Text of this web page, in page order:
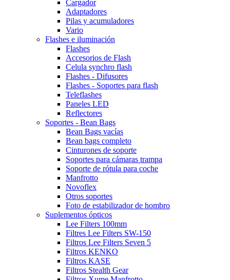
Cargador
Adaptadores
Pilas y acumuladores
Vario
Flashes e iluminación
Flashes
Accesorios de Flash
Celula synchro flash
Flashes - Difusores
Flashes - Soportes para flash
Teleflashes
Paneles LED
Reflectores
Soportes - Bean Bags
Bean Bags vacías
Bean bags completo
Cinturones de soporte
Soportes para cámaras trampa
Soporte de rótula para coche
Manfrotto
Novoflex
Otros soportes
Foto de estabilizador de hombro
Suplementos ópticos
Lee Filters 100mm
Filtres Lee Filters SW-150
Filtros Lee Filters Seven 5
Filtros KENKO
Filtros KASE
Filtros Stealth Gear